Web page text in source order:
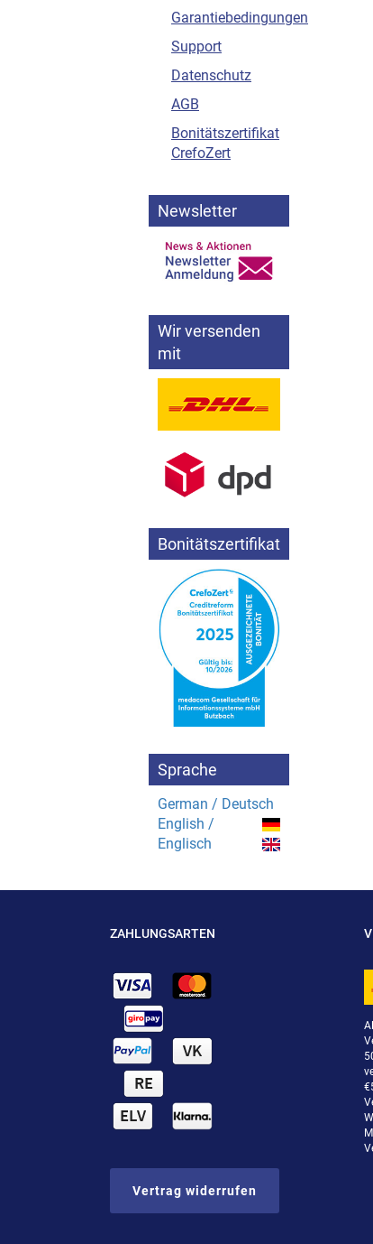
Garantiebedingungen
Support
Datenschutz
AGB
Bonitätszertifikat
CrefoZert
Newsletter
Wir versenden
mit
Bonitätszertifikat
Sprache
German / Deutsch
English /
Englisch
ZAHLUNGSARTEN
Vertrag widerrufen